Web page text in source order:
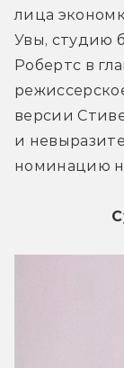
лица
Увы, студию
Робертс в
версии
и
номинацию